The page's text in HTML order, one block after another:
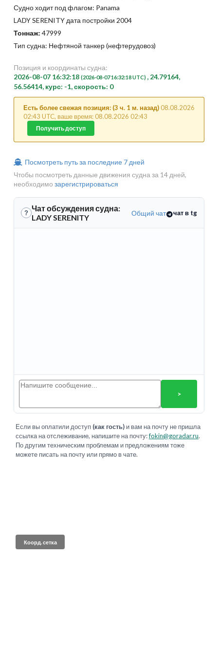
Судно ходит под флагом: Panama
LADY SERENITY дата постройки 2004
Тоннаж: 47999
Тип судна: Нефтяной танкер (нефтерудовоз)
Позиция и координаты судна:
2026-08-07 16:32:18 (2026-08-07 16:32:18 UTC) , 24.79164,
56.56414, курс: -1, скорость: 0
Есть более свежая позиция: (3 ч. 1 м. назад) 08.08.2026
02:43 UTC, ваше время: 08.08.2026 02:43
Получить доступ
Посмотреть путь за последние 7 дней
Чтобы посмотреть данные движения судна за 14 дней,
необходимо зарегистрироваться
? Чат обсуждения судна:
LADY SERENITY
Общий чат чат в tg
>
Если вы оплатили доступ (как гость) и вам на почту не пришла
ссылка на отслеживание, напишите на почту:fokin@goradar.ru.
По другим техническим проблемам и предложениям тоже
можете писать на почту или прямо в чате.
Коорд. сетка